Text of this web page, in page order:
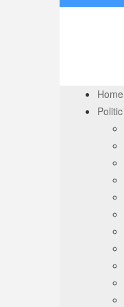
Home
Politic